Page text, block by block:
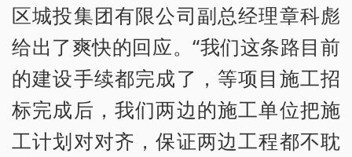
区城投集团有限公司副总经理章科彪
给出了爽快的回应。“我们这条路目前
的建设手续都完成了，等项目施工招
标完成后，我们两边的施工单位把施
工计划对对齐，保证两边工程都不耽